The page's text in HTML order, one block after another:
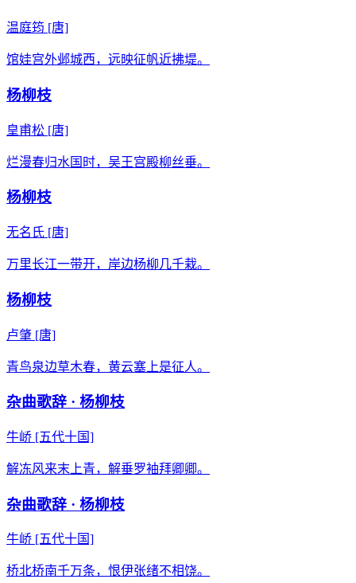
温庭筠 [唐]
馆娃宫外邺城西，远映征帆近拂堤。
杨柳枝
皇甫松 [唐]
烂漫春归水国时，吴王宫殿柳丝垂。
杨柳枝
无名氏 [唐]
万里长江一带开，岸边杨柳几千栽。
杨柳枝
卢肇 [唐]
青鸟泉边草木春，黄云塞上是征人。
杂曲歌辞 · 杨柳枝
牛峤 [五代十国]
解冻风来末上青，解垂罗袖拜卿卿。
杂曲歌辞 · 杨柳枝
牛峤 [五代十国]
桥北桥南千万条，恨伊张绪不相饶。